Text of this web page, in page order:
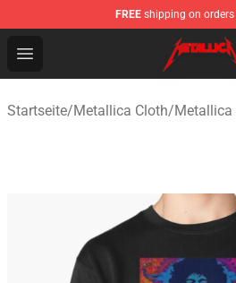
FREE shipping on orders
Open menu
Metallica Store - Official
Startseite/Metallica Cloth/Metallica